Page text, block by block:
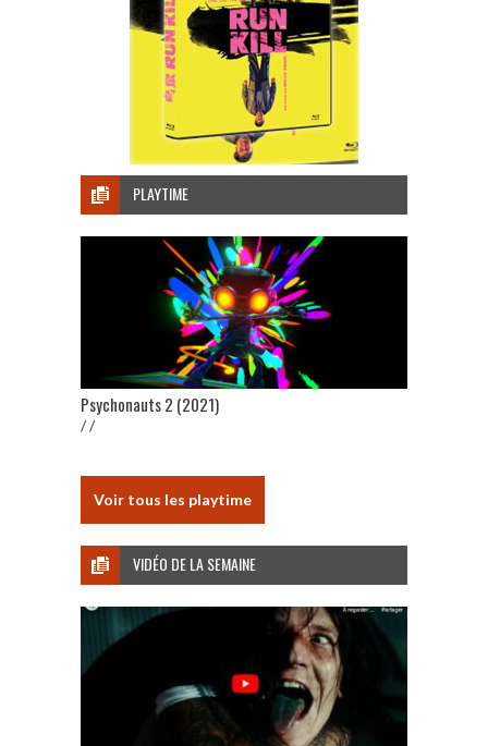
PLAYTIME
Psychonauts 2 (2021)
/ /
Voir tous les playtime
VIDÉO DE LA SEMAINE